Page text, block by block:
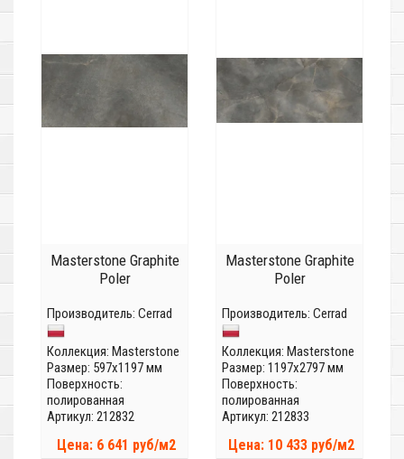
Masterstone Graphite
Poler
Производитель: Cerrad
Коллекция: Masterstone
Размер: 597x1197 мм
Поверхность:
полированная
Артикул: 212832
Цена: 6 641 руб/м2
Masterstone Graphite
Poler
Производитель: Cerrad
Коллекция: Masterstone
Размер: 1197x2797 мм
Поверхность:
полированная
Артикул: 212833
Цена: 10 433 руб/м2